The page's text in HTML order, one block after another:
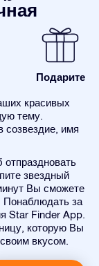
Подарите
красивых
тему.
созвездие, имя
отпраздновать
звездный
Вы сможете
Понаблюдать за
Star Finder App.
которую Вы
вкусом.